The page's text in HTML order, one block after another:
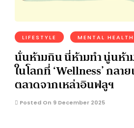
LIFESTYLE MENTAL HEALTH
นั่นห้ามกิน นี่ห้ามทำ นู่นห้า
ในโลกที่ ‘Wellness’ กลา
ตลาดจากเหล่าอินฟลูฯ
Posted On 9 December 2025